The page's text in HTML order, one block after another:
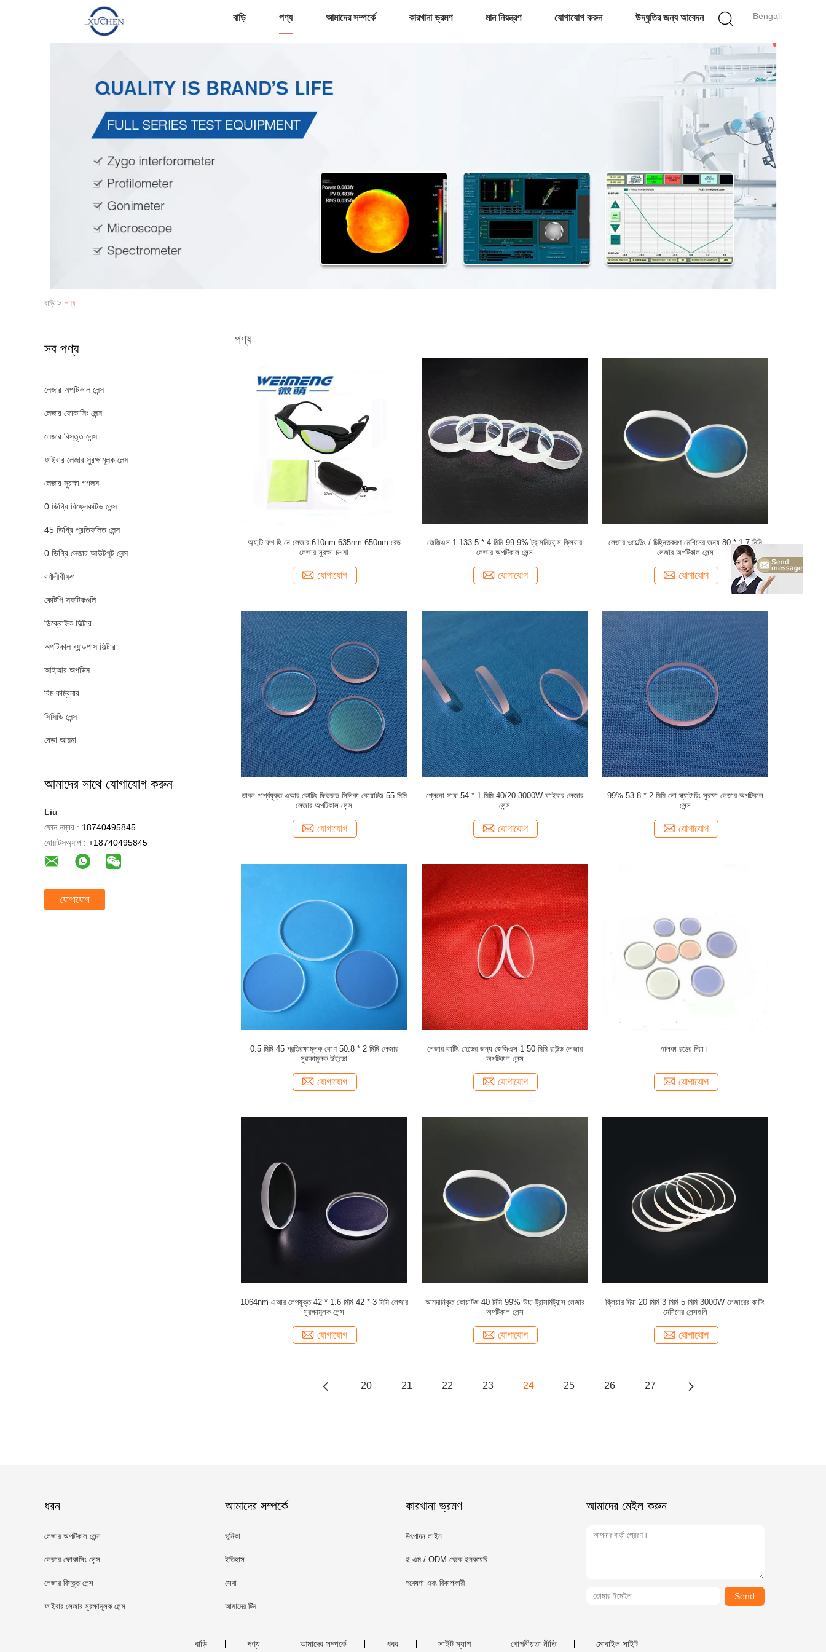
Bengali
বাড়ি পণ্য আমাদের সম্পর্কে কারখানা ভ্রমণ মান নিয়ন্ত্রণ যোগাযোগ করুন উদ্ধৃতির জন্য আবেদন
বাড়ি > পণ্য
সব পণ্য
লেজার অপটিকাল লেন্স
লেজার ফোকাসিং লেন্স
লেজার বিস্তৃত লেন্স
ফাইবার লেজার সুরক্ষামূলক লেন্স
লেজার সুরক্ষা গগলস
0 ডিগ্রি রিফ্লেকটিভ লেন্স
45 ডিগ্রি প্রতিফলিত লেন্স
0 ডিগ্রি লেজার আউটপুট লেন্স
বর্ণালীবীক্ষণ
কেটিপি স্ফটিকগুলি
ডিক্রোইক ফিল্টার
অপটিকাল ব্যান্ডপাস ফিল্টার
আইআর অপটিক্স
বিম কম্বিনার
সিসিডি লেন্স
বেড়া আয়না
আমাদের সাথে যোগাযোগ করুন
Liu
ফোন নম্বর : 18740495845
হোয়াটসঅ্যাপ : +18740495845
যোগাযোগ
পণ্য
অ্যান্টি ফগ হি-নে লেজার 610nm 635nm 650nm রেড
লেজার সুরক্ষা চশমা
যোগাযোগ
জেজিএস 1 133.5 * 4 মিমি 99.9% ট্রান্সমিট্যান্স ক্লিয়ার
লেজার অপটিকাল লেন্স
যোগাযোগ
লেজার ওয়েল্ডিং / চিহ্নিতকরণ মেশিনের জন্য 80 * 1.7 মিমি
লেজার অপটিকাল লেন্স
যোগাযোগ
ডাবল পার্শ্বযুক্ত এআর কোটিং ফিউজড সিলিকা কোয়ার্টজ 55 মিমি
লেজার অপটিকাল লেন্স
যোগাযোগ
প্লেনো সাফ 54 * 1 মিমি 40/20 3000W ফাইবার লেজার
লেন্স
যোগাযোগ
99% 53.8 * 2 মিমি লো স্ক্যাটারিং সুরক্ষা লেজার অপটিকাল
লেন্স
যোগাযোগ
0.5 মিমি 45 প্রতিরক্ষামূলক কোণ 50.8 * 2 মিমি লেজার
সুরক্ষামূলক উইন্ডো
যোগাযোগ
লেজার কাটিং হেডের জন্য জেজিএস 1 50 মিমি রাউন্ড লেজার
অপটিকাল লেন্স
যোগাযোগ
হালকা রঙের দিয়া।
যোগাযোগ
1064nm এআর লেপযুক্ত 42 * 1.6 মিমি 42 * 3 মিমি লেজার
সুরক্ষামূলক লেন্স
যোগাযোগ
আমদানিকৃত কোয়ার্টজ 40 মিমি 99% উচ্চ ট্রান্সমিট্যান্স লেজার
অপটিকাল লেন্স
যোগাযোগ
ক্লিয়ার দিয়া 20 মিমি 3 মিমি 5 মিমি 3000W লেজারের কাটিং
মেশিনের লেন্সগুলি
যোগাযোগ
20 21 22 23 24 25 26 27
ধরন
লেজার অপটিকাল লেন্স
লেজার ফোকাসিং লেন্স
লেজার বিস্তৃত লেন্স
ফাইবার লেজার সুরক্ষামূলক লেন্স
আমাদের সম্পর্কে
ভূমিকা
ইতিহাস
সেবা
আমাদের টিম
কারখানা ভ্রমণ
উৎপাদন লাইন
ই এম / ODM থেকে ইনকয়েরি
গবেষণা এবং বিকাশকারী
আমাদের মেইল ​​করুন
Send
বাড়ি পণ্য আমাদের সম্পর্কে খবর সাইট ম্যাপ গোপনীয়তা নীতি মোবাইল সাইট